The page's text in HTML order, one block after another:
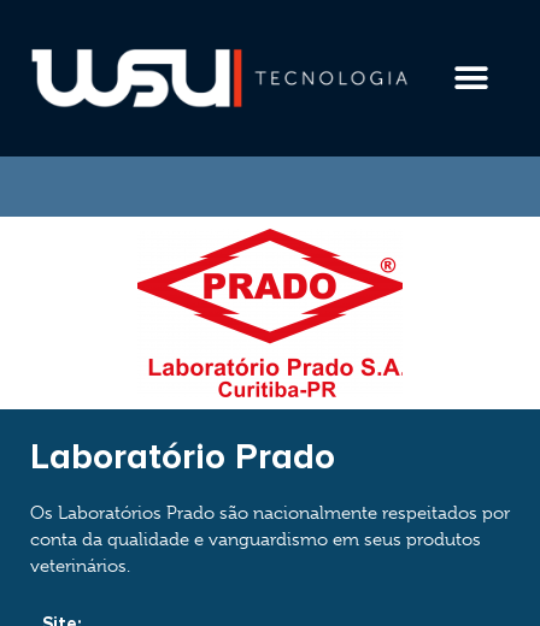
Laboratório Prado
Os Laboratórios Prado são nacionalmente respeitados por
conta da qualidade e vanguardismo em seus produtos
veterinários.